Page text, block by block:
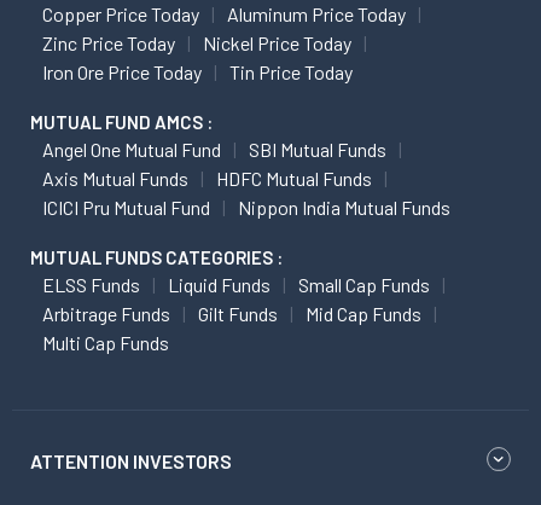
Copper Price Today
Aluminum Price Today
Zinc Price Today
Nickel Price Today
Iron Ore Price Today
Tin Price Today
MUTUAL FUND AMCS :
Angel One Mutual Fund
SBI Mutual Funds
Axis Mutual Funds
HDFC Mutual Funds
ICICI Pru Mutual Fund
Nippon India Mutual Funds
MUTUAL FUNDS CATEGORIES :
ELSS Funds Liquid Funds
Small Cap Funds
Arbitrage Funds
Gilt Funds
Mid Cap Funds
Multi Cap Funds
ATTENTION INVESTORS